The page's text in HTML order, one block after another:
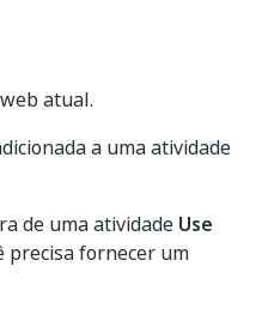
atual.
a uma atividade
de uma atividade Use
precisa fornecer um